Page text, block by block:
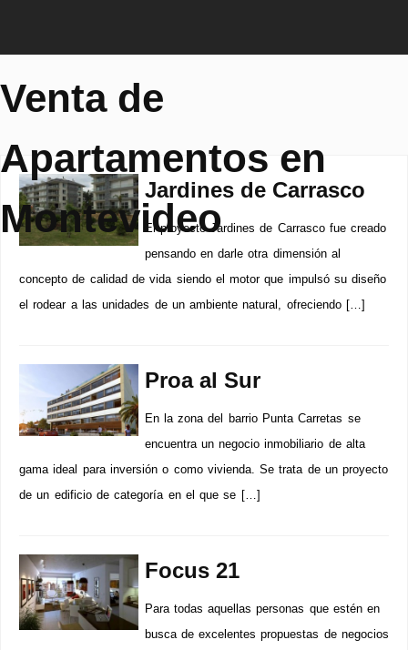
Venta de
Apartamentos en
Montevideo
Jardines de Carrasco
El proyecto Jardines de Carrasco fue creado
pensando en darle otra dimensión al
concepto de calidad de vida siendo el motor que impulsó su diseño
el rodear a las unidades de un ambiente natural, ofreciendo […]
Proa al Sur
En la zona del barrio Punta Carretas se
encuentra un negocio inmobiliario de alta
gama ideal para inversión o como vivienda. Se trata de un proyecto
de un edificio de categoría en el que se […]
Focus 21
Para todas aquellas personas que estén en
busca de excelentes propuestas de negocios